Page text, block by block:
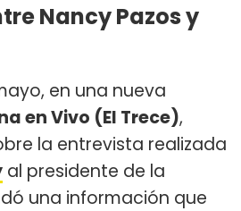
Nancy Pazos y
en una nueva
en Vivo (El Trece),
la entrevista realizada
al presidente de la
una información que